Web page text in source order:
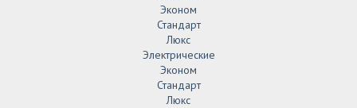
Эконом
Стандарт
Люкс
Электрические
Эконом
Стандарт
Люкс